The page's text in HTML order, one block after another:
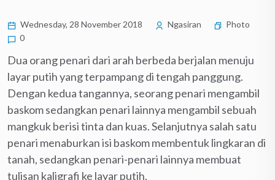
Wednesday, 28 November 2018 Ngasiran
Photo
0
Dua orang penari dari arah berbeda berjalan menuju
layar putih yang terpampang di tengah panggung.
Dengan kedua tangannya, seorang penari mengambil
baskom sedangkan penari lainnya mengambil sebuah
mangkuk berisi tinta dan kuas. Selanjutnya salah satu
penari menaburkan isi baskom membentuk lingkaran di
tanah, sedangkan penari-penari lainnya membuat
tulisan kaligrafi ke layar putih.